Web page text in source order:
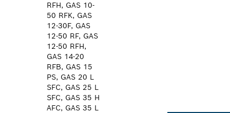
RFH, GAS 10-
50 RFK, GAS
12-30F, GAS
12-50 RF, GAS
12-50 RFH,
GAS 14-20
RFB, GAS 15
PS, GAS 20 L
SFC, GAS 25 L
SFC, GAS 35 H
AFC, GAS 35 L